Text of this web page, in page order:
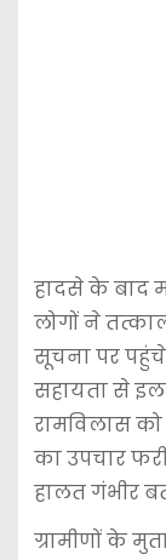
हादसे के बाद
लोगों ने
सूचना पर
सहायता से
रामविलास
का उपचार
हालत गंभीर
ग्रामीणों के